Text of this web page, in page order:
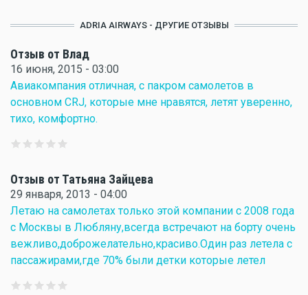
ADRIA AIRWAYS - ДРУГИЕ ОТЗЫВЫ
Отзыв от Влад
16 июня, 2015 - 03:00
Авиакомпания отличная, с пакром самолетов в
основном CRJ, которые мне нравятся, летят уверенно,
тихо, комфортно.
Отзыв от Татьяна Зайцева
29 января, 2013 - 04:00
Летаю на самолетах только этой компании с 2008 года
с Москвы в Любляну,всегда встречают на борту очень
вежливо,доброжелательно,красиво.Один раз летела с
пассажирами,где 70% были детки которые летел